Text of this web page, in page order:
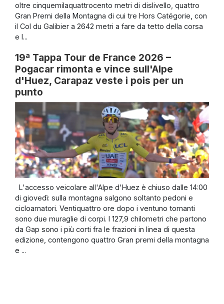
oltre cinquemilaquattrocento metri di dislivello, quattro
Gran Premi della Montagna di cui tre Hors Catégorie, con
il Col du Galibier a 2642 metri a fare da tetto della corsa
e l...
19ª Tappa Tour de France 2026 –
Pogacar rimonta e vince sull'Alpe
d'Huez, Carapaz veste i pois per un
punto
L'accesso veicolare all'Alpe d'Huez è chiuso dalle 14:00
di giovedì: sulla montagna salgono soltanto pedoni e
cicloamatori. Ventiquattro ore dopo i ventuno tornanti
sono due muraglie di corpi. I 127,9 chilometri che partono
da Gap sono i più corti fra le frazioni in linea di questa
edizione, contengono quattro Gran premi della montagna
e ...